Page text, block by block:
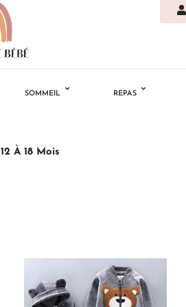
SOMMEIL REPAS
12 À 18 Mois
Ajouter